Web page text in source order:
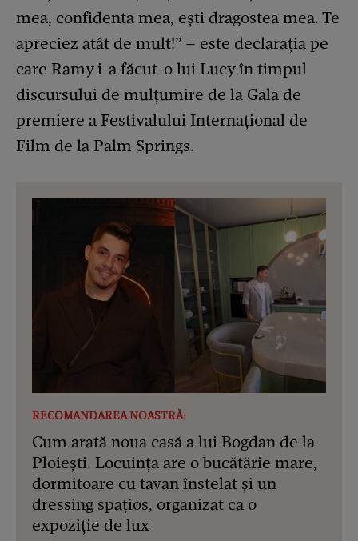
mea, confidenta mea, ești dragostea mea. Te
apreciez atât de mult!” – este declarația pe
care Ramy i-a făcut-o lui Lucy în timpul
discursului de mulțumire de la Gala de
premiere a Festivalului Internațional de
Film de la Palm Springs.
RECOMANDAREA NOASTRĂ:
Cum arată noua casă a lui Bogdan de la
Ploiești. Locuința are o bucătărie mare,
dormitoare cu tavan înstelat și un
dressing spațios, organizat ca o
expoziție de lux